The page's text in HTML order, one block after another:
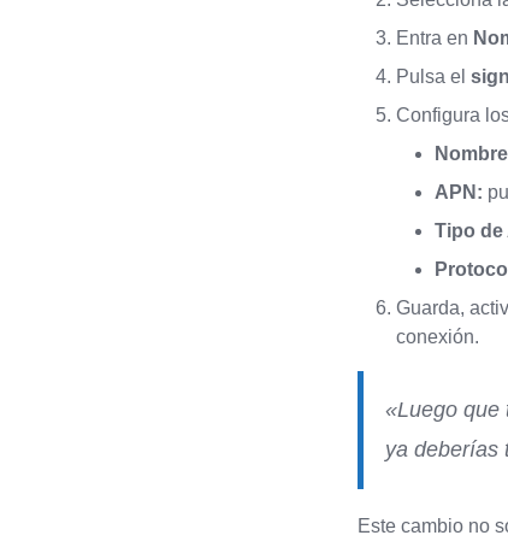
Entra en
Pulsa el
Configura
APN:
Tipo de
Guarda,
conexión.
«Luego que
ya deberías
Este cambio no